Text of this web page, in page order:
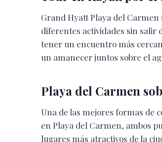
Grand Hyatt Playa del
diferentes actividades sin salir
tener un encuentro más
un amanecer juntos sobre el
Playa del Carmen
Una de las mejores formas de
en Playa del Carmen, ambos
lugares más atractivos de la